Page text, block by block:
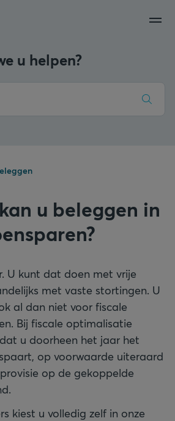
u helpen?
u beleggen in
U kunt dat doen met vrije
met vaste stortingen. U
al dan niet voor fiscale
Bij fiscale optimalisatie
u doorheen het jaar het
op voorwaarde uiteraard
op de gekoppelde
kiest u volledig zelf in onze